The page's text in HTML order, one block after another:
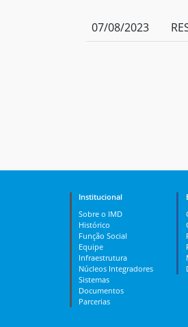
07/08/2023
Institucional
Sobre o IMD
Histórico
Função Social
Equipe
Infraestrutura
Núcleos Integradores
Sistemas
Documentos
Parcerias